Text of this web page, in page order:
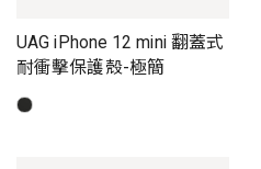
UAG iPhone 12 mini 翻蓋式
耐衝擊保護殼-極簡